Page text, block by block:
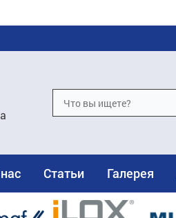
Статьи Галерея